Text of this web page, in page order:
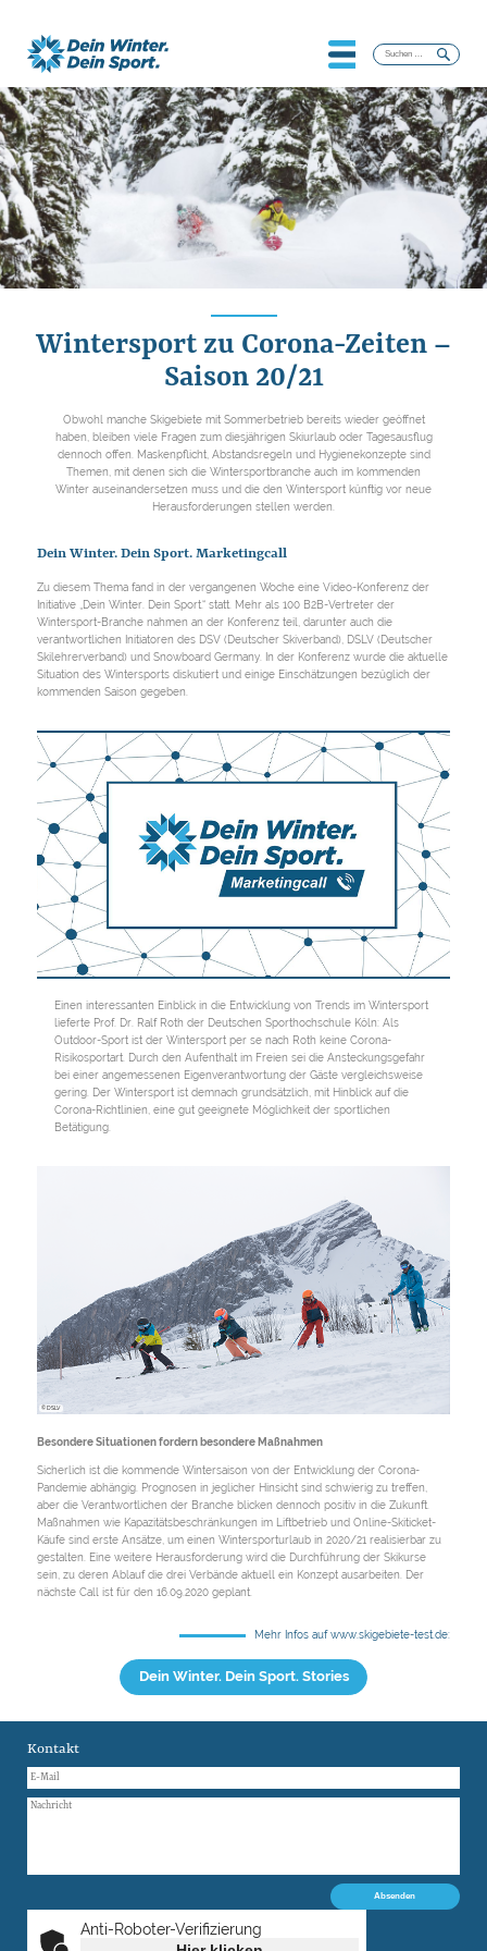
Suchen
nach:
Wintersport zu Corona-Zeiten –
Saison 20/21
Obwohl manche Skigebiete mit Sommerbetrieb bereits wieder geöffnet
haben, bleiben viele Fragen zum diesjährigen Skiurlaub oder Tagesausflug
dennoch offen. Maskenpflicht, Abstandsregeln und Hygienekonzepte sind
Themen, mit denen sich die Wintersportbranche auch im kommenden
Winter auseinandersetzen muss und die den Wintersport künftig vor neue
Herausforderungen stellen werden.
Dein Winter. Dein Sport. Marketingcall
Zu diesem Thema fand in der vergangenen Woche eine Video-Konferenz der
Initiative „Dein Winter. Dein Sport.“ statt. Mehr als 100 B2B-Vertreter der
Wintersport-Branche nahmen an der Konferenz teil, darunter auch die
verantwortlichen Initiatoren des DSV (Deutscher Skiverband), DSLV (Deutscher
Skilehrerverband) und Snowboard Germany. In der Konferenz wurde die aktuelle
Situation des Wintersports diskutiert und einige Einschätzungen bezüglich der
kommenden Saison gegeben.
Einen interessanten Einblick in die Entwicklung von Trends im Wintersport
lieferte Prof. Dr. Ralf Roth der Deutschen Sporthochschule Köln: Als
Outdoor-Sport ist der Wintersport per se nach Roth keine Corona-
Risikosportart. Durch den Aufenthalt im Freien sei die Ansteckungsgefahr
bei einer angemessenen Eigenverantwortung der Gäste vergleichsweise
gering. Der Wintersport ist demnach grundsätzlich, mit Hinblick auf die
Corona-Richtlinien, eine gut geeignete Möglichkeit der sportlichen
Betätigung.
© DSLV
Besondere Situationen fordern besondere Maßnahmen
Sicherlich ist die kommende Wintersaison von der Entwicklung der Corona-
Pandemie abhängig. Prognosen in jeglicher Hinsicht sind schwierig zu treffen,
aber die Verantwortlichen der Branche blicken dennoch positiv in die Zukunft.
Maßnahmen wie Kapazitätsbeschränkungen im Liftbetrieb und Online-Skiticket-
Käufe sind erste Ansätze, um einen Wintersporturlaub in 2020/21 realisierbar zu
gestalten. Eine weitere Herausforderung wird die Durchführung der Skikurse
sein, zu deren Ablauf die drei Verbände aktuell ein Konzept ausarbeiten. Der
nächste Call ist für den 16.09.2020 geplant.
Mehr Infos auf www.skigebiete-test.de:
Dein Winter. Dein Sport. Stories
Kontakt
Anti-Roboter-Verifizierung